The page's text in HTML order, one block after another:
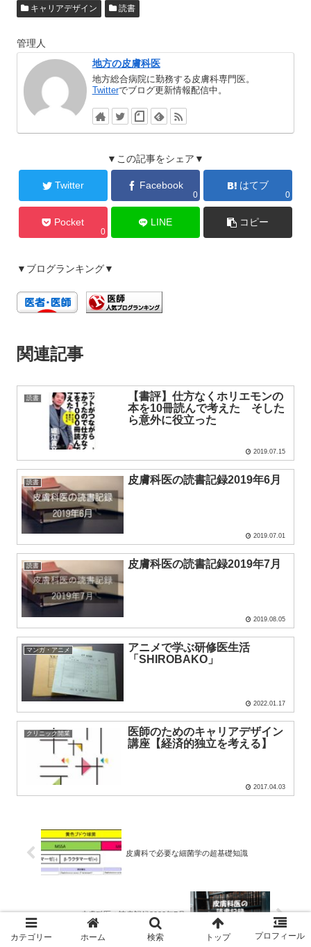
キャリアデザイン 読書
管理人
地方の皮膚科医
地方総合病院に勤務する皮膚科専門医。
Twitterでブログ更新情報配信中。
▼この記事をシェア▼
Twitter Facebook
0
はてブ
0
Pocket
0
LINE コピー
▼ブログランキング▼
関連記事
読書
【書評】仕方なくホリエモンの
本を10冊読んで考えた そした
ら意外に役立った
2019.07.15
読書 皮膚科医の読書記録2019年6月
2019.07.01
読書 皮膚科医の読書記録2019年7月
2019.08.05
マンガ・アニメ
アニメで学ぶ研修医生活
「SHIROBAKO」
2022.01.17
クリニック開業
医師のためのキャリアデザイン
講座【経済的独立を考える】
2017.04.03
皮膚科で必要な細菌学の超基礎知識
皮膚科医の読書記録2020年7月